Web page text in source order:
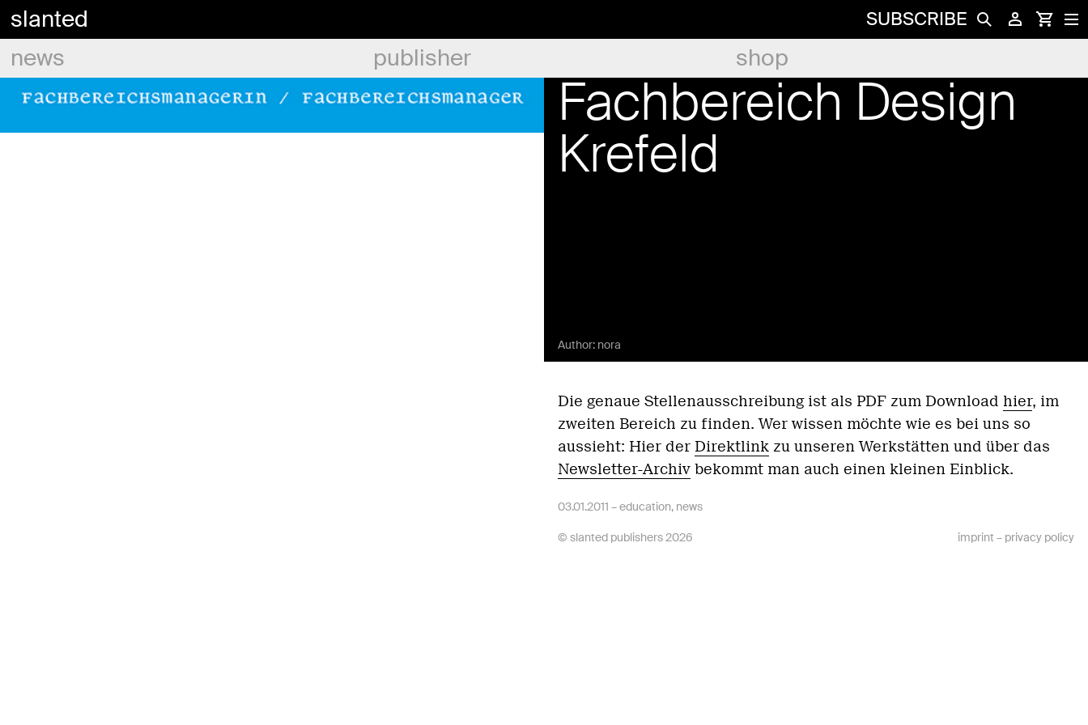
slanted SUBSCRIBE
news publisher shop
Fachbereich Design
Krefeld
Author: nora
Die genaue Stellenausschreibung ist als PDF zum Download hier, im
zweiten Bereich zu finden. Wer wissen möchte wie es bei uns so
aussieht: Hier der Direktlink zu unseren Werkstätten und über das
Newsletter-Archiv bekommt man auch einen kleinen Einblick.
03.01.2011 –education, news
© slanted publishers 2026 imprint – privacy policy